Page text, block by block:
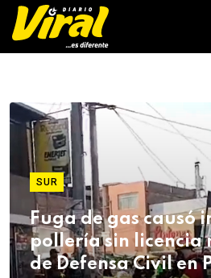
SUR
Fuga de gas causó
pollería sin licencia
de Defensa Civil en